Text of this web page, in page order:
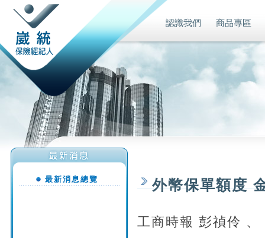
認識我們 商品專區
最新消息總覽 外幣保單額度
工商時報 彭禎伶 、